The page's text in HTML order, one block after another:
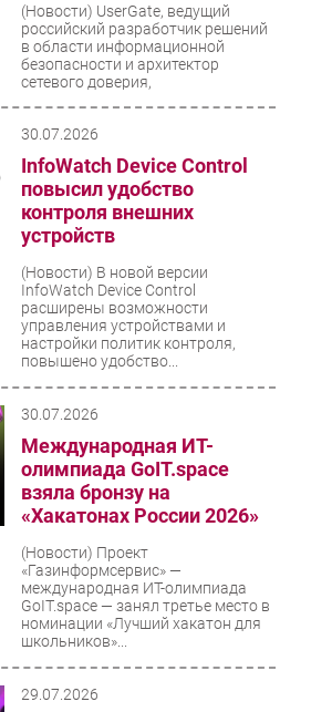
(Новости) UserGate, ведущий
российский разработчик решений
в области информационной
безопасности и архитектор
сетевого доверия,
30.07.2026
InfoWatch Device Control
повысил удобство
контроля внешних
устройств
(Новости) В новой версии
InfoWatch Device Control
расширены возможности
управления устройствами и
настройки политик контроля,
повышено удобство...
30.07.2026
Международная ИТ-
олимпиада GoIT.space
взяла бронзу на
«Хакатонах России 2026»
(Новости) Проект
«Газинформсервис» —
международная ИТ-олимпиада
GoIT.space — занял третье место в
номинации «Лучший хакатон для
школьников»...
29.07.2026